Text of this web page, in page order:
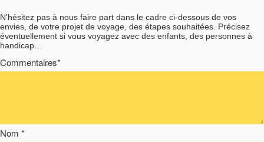
N'hésitez pas à nous faire part dans le cadre ci-dessous de vos
envies, de votre projet de voyage, des étapes souhaitées. Précisez
éventuellement si vous voyagez avec des enfants, des personnes à
handicap…
Commentaires*
Nom *